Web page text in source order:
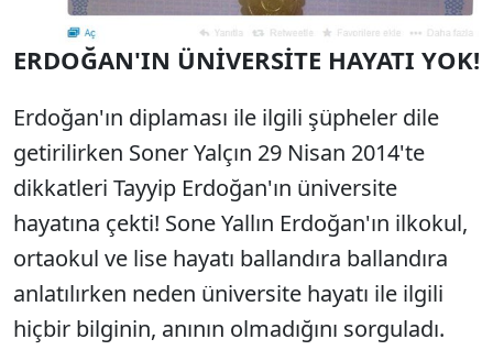
ERDOĞAN'IN ÜNİVERSİTE HAYATI YOK!
Erdoğan'ın diplaması ile ilgili şüpheler dile
getirilirken Soner Yalçın 29 Nisan 2014'te
dikkatleri Tayyip Erdoğan'ın üniversite
hayatına çekti! Sone Yallın Erdoğan'ın ilkokul,
ortaokul ve lise hayatı ballandıra ballandıra
anlatılırken neden üniversite hayatı ile ilgili
hiçbir bilginin, anının olmadığını sorguladı.